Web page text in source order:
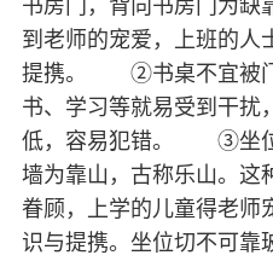
书房门，背向书房门为缺
到老师的宠爱，上班的人
提携。 ②书桌不宜被门
书、学习等就易受到干扰
低，容易犯错。 ③坐位
墙为靠山，古称乐山。这
眷顾，上学的儿童得老师
识与提携。坐位切不可靠